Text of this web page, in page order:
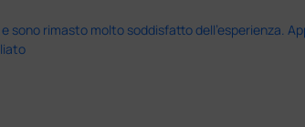
sono rimasto molto soddisfatto dell'esperienza.